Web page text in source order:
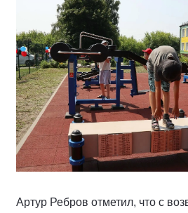
Артур Ребров отметил, что с